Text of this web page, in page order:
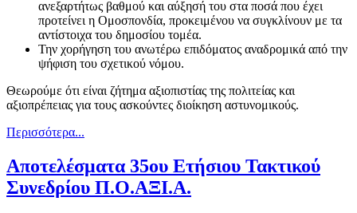
ανεξαρτήτως βαθμού και αύξησή του στα ποσά που έχει
προτείνει η Ομοσπονδία, προκειμένου να συγκλίνουν με τα
αντίστοιχα του δημοσίου τομέα.
Την χορήγηση του ανωτέρω επιδόματος αναδρομικά από την
ψήφιση του σχετικού νόμου.
Θεωρούμε ότι είναι ζήτημα αξιοπιστίας της πολιτείας και
αξιοπρέπειας για τους ασκούντες διοίκηση αστυνομικούς.
Περισσότερα...
Αποτελέσματα 35ου Ετήσιου Τακτικού
Συνεδρίου Π.Ο.ΑΞΙ.Α.